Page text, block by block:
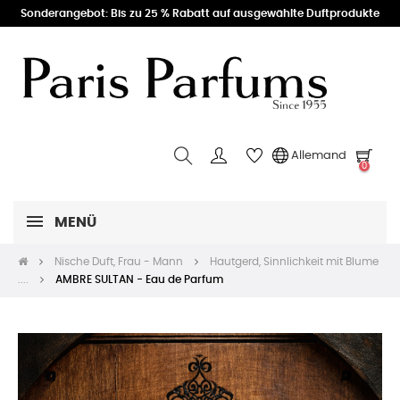
Sonderangebot: Bis zu 25 % Rabatt auf ausgewählte Duftprodukte
Allemand
0
MENÜ
Nische Duft, Frau - Mann
Hautgerd, Sinnlichkeit mit Blume
AMBRE SULTAN - Eau de Parfum